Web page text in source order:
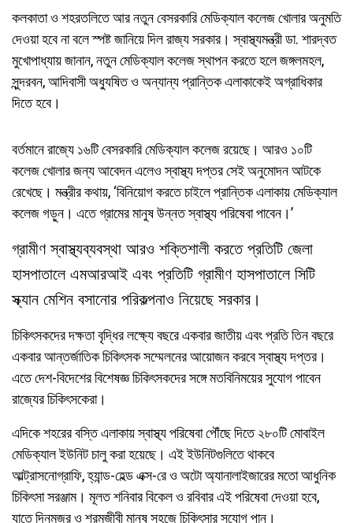
কলকাতা ও শহরতলিতে আর নতুন বেসরকারি মেডিক্যাল কলেজ খোলার অনুমতি
দেওয়া হবে না বলে স্পষ্ট জানিয়ে দিল রাজ্য সরকার। স্বাস্থ্যমন্ত্রী ডা. শারদ্বত
মুখোপাধ্যায় জানান, নতুন মেডিক্যাল কলেজ স্থাপন করতে হলে জঙ্গলমহল,
সুন্দরবন, আদিবাসী অধ্যুষিত ও অন্যান্য প্রান্তিক এলাকাকেই অগ্রাধিকার
দিতে হবে।
বর্তমানে রাজ্যে ১৬টি বেসরকারি মেডিক্যাল কলেজ রয়েছে। আরও ১০টি
কলেজ খোলার জন্য আবেদন এলেও স্বাস্থ্য দপ্তর সেই অনুমোদন আটকে
রেখেছে। মন্ত্রীর কথায়, ‘বিনিয়োগ করতে চাইলে প্রান্তিক এলাকায় মেডিক্যাল
কলেজ গড়ুন। এতে গ্রামের মানুষ উন্নত স্বাস্থ্য পরিষেবা পাবেন।’
গ্রামীণ স্বাস্থ্যব্যবস্থা আরও শক্তিশালী করতে প্রতিটি জেলা
হাসপাতালে এমআরআই এবং প্রতিটি গ্রামীণ হাসপাতালে সিটি
স্ক্যান মেশিন বসানোর পরিকল্পনাও নিয়েছে সরকার।
চিকিৎসকদের দক্ষতা বৃদ্ধির লক্ষ্যে বছরে একবার জাতীয় এবং প্রতি তিন বছরে
একবার আন্তর্জাতিক চিকিৎসক সম্মেলনের আয়োজন করবে স্বাস্থ্য দপ্তর।
এতে দেশ-বিদেশের বিশেষজ্ঞ চিকিৎসকদের সঙ্গে মতবিনিময়ের সুযোগ পাবেন
রাজ্যের চিকিৎসকেরা।
এদিকে শহরের বস্তি এলাকায় স্বাস্থ্য পরিষেবা পৌঁছে দিতে ২৮০টি মোবাইল
মেডিক্যাল ইউনিট চালু করা হয়েছে। এই ইউনিটগুলিতে থাকবে
আল্ট্রাসনোগ্রাফি, হ্যান্ড-হেল্ড এক্স-রে ও অটো অ্যানালাইজারের মতো আধুনিক
চিকিৎসা সরঞ্জাম। মূলত শনিবার বিকেল ও রবিবার এই পরিষেবা দেওয়া হবে,
যাতে দিনমজুর ও শ্রমজীবী মানুষ সহজে চিকিৎসার সুযোগ পান।